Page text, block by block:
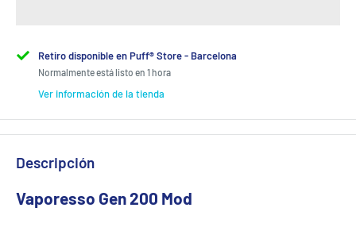
Retiro disponible en Puff® Store - Barcelona
Normalmente está listo en 1 hora
Ver información de la tienda
Descripción
Vaporesso Gen 200 Mod